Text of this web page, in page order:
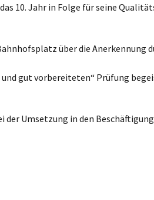
10. Jahr in Folge für seine
über die Anerkennung
gut vorbereiteten“ Prüfung
Umsetzung in den